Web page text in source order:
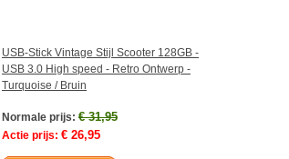
USB-Stick Vintage Stijl Scooter 128GB -
USB 3.0 High speed - Retro Ontwerp -
Turquoise / Bruin
Normale prijs: € 31,95
Actie prijs: € 26,95